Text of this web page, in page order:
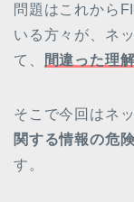
問題はこれから
いる方々が、ネ
て、
間違った理
そこで今回はネ
関する情報の危
す。